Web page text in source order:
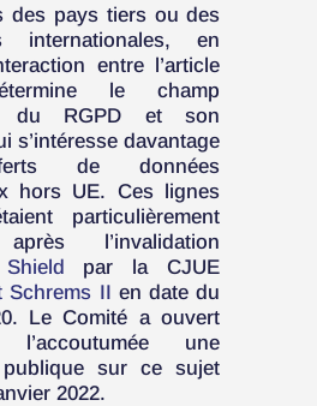
des pays tiers ou des
internationales, en
entre l’article
le champ
du RGPD et son
s’intéresse davantage
de données
hors UE. Ces lignes
particulièrement
l’invalidation
par la CJUE
Schrems II en date du
Le Comité a ouvert
une
publique sur ce sujet
2022.